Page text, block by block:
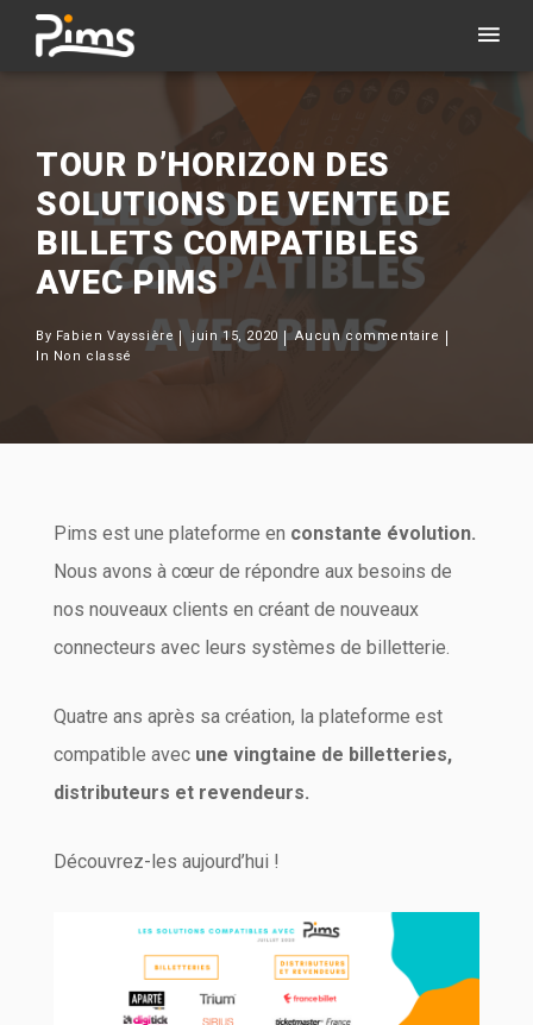
TOUR D’HORIZON DES
SOLUTIONS DE VENTE DE
BILLETS COMPATIBLES
AVEC PIMS
By Fabien Vayssière juin 15, 2020
Aucun commentaire
In Non classé
Pims est une plateforme en constante évolution.
Nous avons à cœur de répondre aux besoins de
nos nouveaux clients en créant de nouveaux
connecteurs avec leurs systèmes de billetterie.
Quatre ans après sa création, la plateforme est
compatible avec une vingtaine de billetteries,
distributeurs et revendeurs.
Découvrez-les aujourd’hui !